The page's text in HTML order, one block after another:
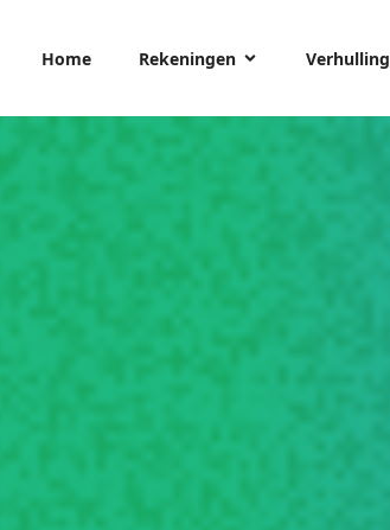
Home Rekeningen Verhulling